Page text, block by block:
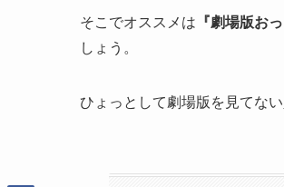
そこでオススメは 『劇場版お
しょう。
ひょっとして劇場版を見てな